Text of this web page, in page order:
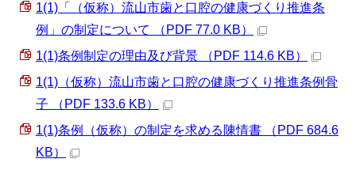
1(1)「（仮称）流山市歯と口腔の健康づくり推進条
例」の制定について （PDF 77.0 KB）
1(1)条例制定の理由及び背景 （PDF 114.6 KB）
1(1)（仮称）流山市歯と口腔の健康づくり推進条例骨
子 （PDF 133.6 KB）
1(1)条例（仮称）の制定を求める陳情書 （PDF 684.6
KB）